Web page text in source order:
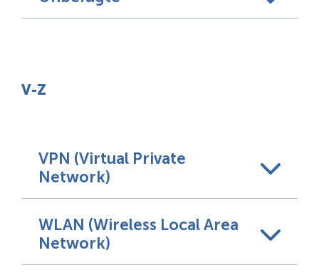
V-Z
VPN (Virtual Private
Network)
WLAN (Wireless Local Area
Network)